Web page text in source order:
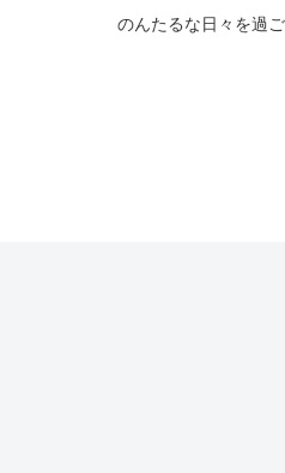
のんたるな日々を過